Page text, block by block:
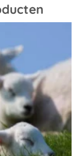
verlanglijst